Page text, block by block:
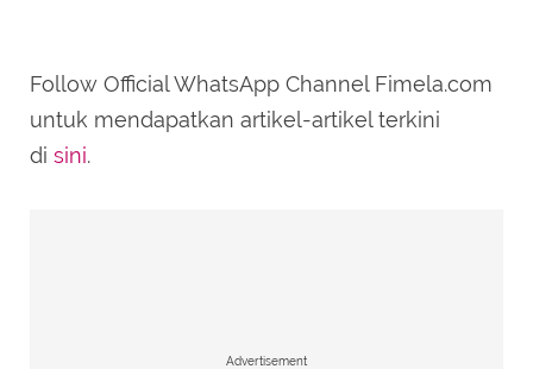
Follow Official WhatsApp Channel Fimela.com
untuk mendapatkan artikel-artikel terkini
di sini.
Advertisement